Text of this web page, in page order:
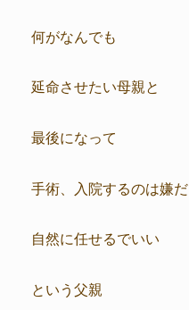
何がなんでも
延命させたい母親と
最後になって
手術、入院するのは嫌だ
自然に任せるでいい
という父親